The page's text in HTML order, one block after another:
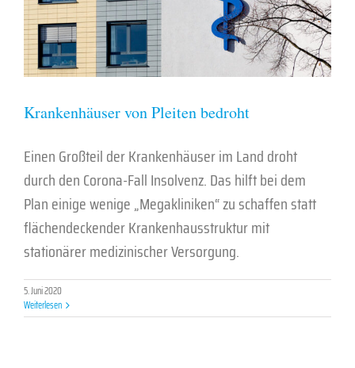
Krankenhäuser von Pleiten bedroht
Einen Großteil der Krankenhäuser im Land droht
durch den Corona-Fall Insolvenz. Das hilft bei dem
Plan einige wenige „Megakliniken“ zu schaffen statt
flächendeckender Krankenhausstruktur mit
stationärer medizinischer Versorgung.
5. Juni 2020
Weiterlesen